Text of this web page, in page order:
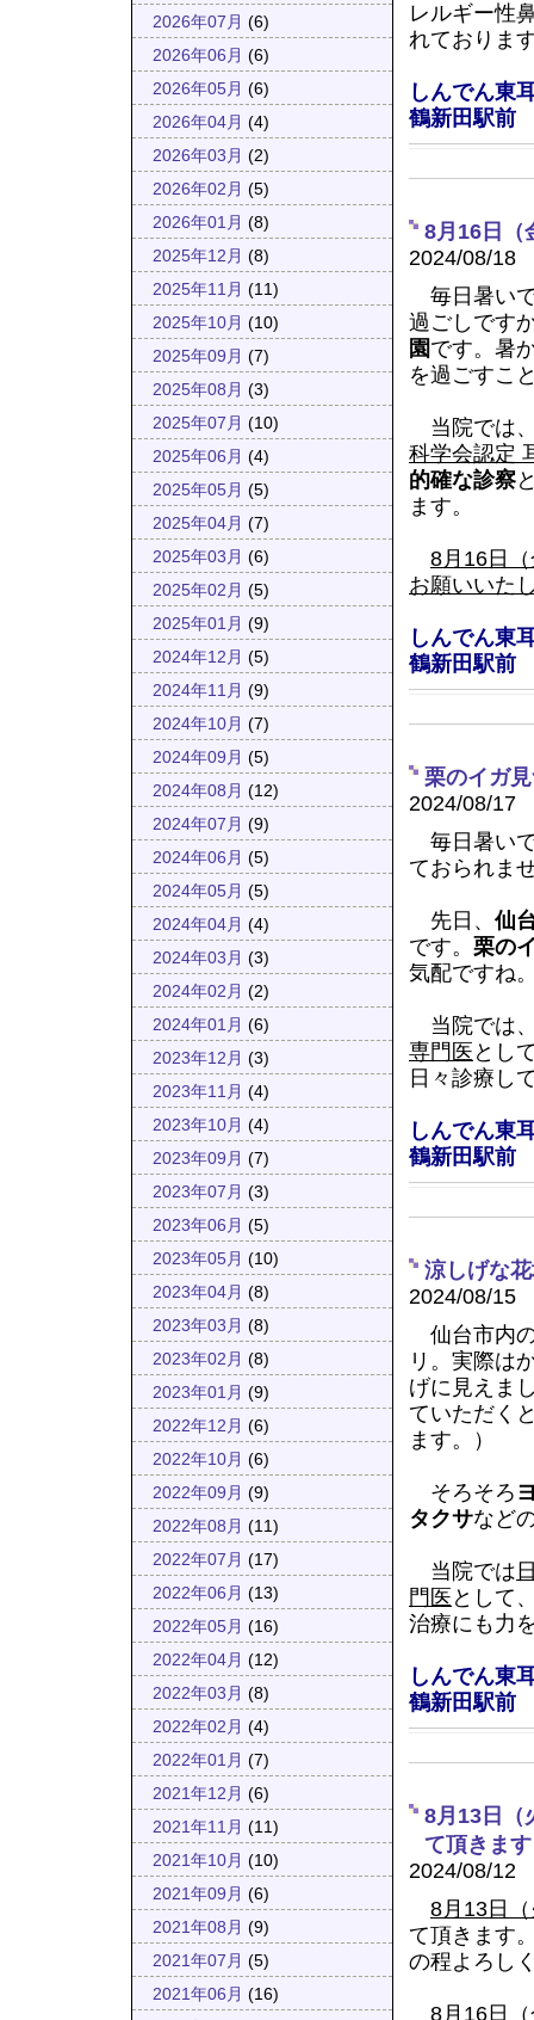
2026年07月 (6)
2026年06月 (6)
2026年05月 (6)
2026年04月 (4)
2026年03月 (2)
2026年02月 (5)
2026年01月 (8)
2025年12月 (8)
2025年11月 (11)
2025年10月 (10)
2025年09月 (7)
2025年08月 (3)
2025年07月 (10)
2025年06月 (4)
2025年05月 (5)
2025年04月 (7)
2025年03月 (6)
2025年02月 (5)
2025年01月 (9)
2024年12月 (5)
2024年11月 (9)
2024年10月 (7)
2024年09月 (5)
2024年08月 (12)
2024年07月 (9)
2024年06月 (5)
2024年05月 (5)
2024年04月 (4)
2024年03月 (3)
2024年02月 (2)
2024年01月 (6)
2023年12月 (3)
2023年11月 (4)
2023年10月 (4)
2023年09月 (7)
2023年07月 (3)
2023年06月 (5)
2023年05月 (10)
2023年04月 (8)
2023年03月 (8)
2023年02月 (8)
2023年01月 (9)
2022年12月 (6)
2022年10月 (6)
2022年09月 (9)
2022年08月 (11)
2022年07月 (17)
2022年06月 (13)
2022年05月 (16)
2022年04月 (12)
2022年03月 (8)
2022年02月 (4)
2022年01月 (7)
2021年12月 (6)
2021年11月 (11)
2021年10月 (10)
2021年09月 (6)
2021年08月 (9)
2021年07月 (5)
2021年06月 (16)
レルギー性
れておりま
しんでん東
鶴新田駅前
8月16日（
2024/08/18
毎日暑い
過ごしです
園です。暑
を過ごすこ
当院では
科学会認定
的確な診察
ます。
8月16日
お願いいた
しんでん東
鶴新田駅前
栗のイガ
2024/08/17
毎日暑い
ておられま
先日、 仙
です。 栗の
気配ですね
当院では
専門医 とし
日々診療し
しんでん東
鶴新田駅前
涼しげな
2024/08/15
仙台市内
リ。実際は
げに見えま
ていただく
ます。）
そろそろ
タクサなど
当院では
門医 として
治療にも力
しんでん東
鶴新田駅前
8月13日（
て頂きます
2024/08/12
8月13日
て頂きます
の程よろし
8月16日